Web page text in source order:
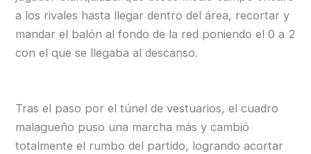
a los rivales hasta llegar dentro del área, recortar y
mandar el balón al fondo de la red poniendo el 0 a 2
con el que se llegaba al descanso.
Tras el paso por el túnel de vestuarios, el cuadro
malagueño puso una marcha más y cambió
totalmente el rumbo del partido, logrando acortar